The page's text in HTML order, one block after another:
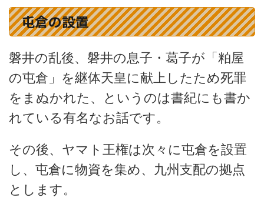
屯倉の設置
磐井の乱後、磐井の息子・葛子が「粕屋
の屯倉」を継体天皇に献上したため死罪
をまぬかれた、というのは書紀にも書か
れている有名なお話です。
その後、ヤマト王権は次々に屯倉を設置
し、屯倉に物資を集め、九州支配の拠点
とします。